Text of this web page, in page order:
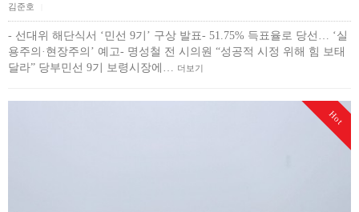
김준호
- 선대위 해단식서 ‘민선 9기’ 구상 발표- 51.75% 득표율로 당선… ‘실
용주의·현장주의’ 예고- 명성철 전 시의원 “성공적 시정 위해 힘 보태
달라” 당부민선 9기 보령시장에… 더보기
Hot